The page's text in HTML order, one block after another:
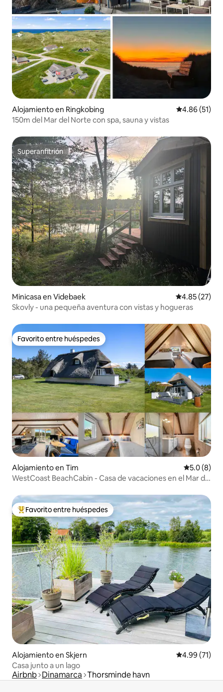
Alojamiento en Ringkobing Calificación
4.86 (51)
150m del Mar del Norte con spa, sauna y vistas
Superanfitrión
Superanfitrión
Minicasa en Videbaek Calificación
4.85 (27)
Skovly - una pequeña aventura con vistas y hogueras
Favorito entre huéspedes
Favorito entre huéspedes
Alojamiento en Tim
5.0 (8)
WestCoast BeachCabin - Casa de vacaciones en el Mar del
Favorito entre huéspedes preferido
Favorito entre huéspedes
Alojamiento en Skjern Calificación
4.99 (71)
Casa junto a un lago
Airbnb Dinamarca Thorsminde havn